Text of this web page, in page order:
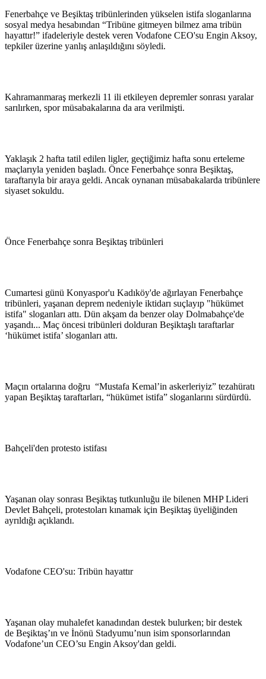
Fenerbahçe ve Beşiktaş tribünlerinden yükselen istifa sloganlarına
sosyal medya hesabından “Tribüne gitmeyen bilmez ama tribün
hayattır!” ifadeleriyle destek veren Vodafone CEO'su Engin Aksoy,
tepkiler üzerine yanlış anlaşıldığını söyledi.
Kahramanmaraş merkezli 11 ili etkileyen depremler sonrası yaralar
sarılırken, spor müsabakalarına da ara verilmişti.
Yaklaşık 2 hafta tatil edilen ligler, geçtiğimiz hafta sonu erteleme
maçlarıyla yeniden başladı. Önce Fenerbahçe sonra Beşiktaş,
taraftarıyla bir araya geldi. Ancak oynanan müsabakalarda tribünlere
siyaset sokuldu.
Önce Fenerbahçe sonra Beşiktaş tribünleri
Cumartesi günü Konyaspor'u Kadıköy'de ağırlayan Fenerbahçe
tribünleri, yaşanan deprem nedeniyle iktidarı suçlayıp "hükümet
istifa" sloganları attı. Dün akşam da benzer olay Dolmabahçe'de
yaşandı... Maç öncesi tribünleri dolduran Beşiktaşlı taraftarlar
‘hükümet istifa’ sloganları attı.
Maçın ortalarına doğru “Mustafa Kemal’in askerleriyiz” tezahüratı
yapan Beşiktaş taraftarları, “hükümet istifa” sloganlarını sürdürdü.
Bahçeli'den protesto istifası
Yaşanan olay sonrası Beşiktaş tutkunluğu ile bilenen MHP Lideri
Devlet Bahçeli, protestoları kınamak için Beşiktaş üyeliğinden
ayrıldığı açıklandı.
Vodafone CEO'su: Tribün hayattır
Yaşanan olay muhalefet kanadından destek bulurken; bir destek
de Beşiktaş’ın ve İnönü Stadyumu’nun isim sponsorlarından
Vodafone’un CEO’su Engin Aksoy'dan geldi.